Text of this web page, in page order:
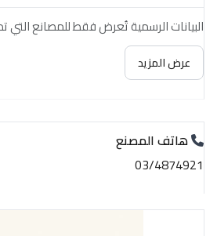
البيانات الرسمية تُعرض فقط للمصانع التي
عرض المزيد
هاتف المصنع
03/4874921